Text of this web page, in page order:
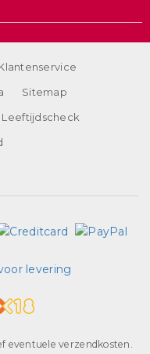
Sitemap
Leeftijdscheck
eventuele verzendkosten.